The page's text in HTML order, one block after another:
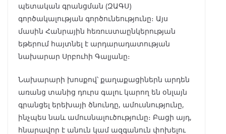
պետական գրանցման (ԶԱԳՍ)
գործակալության գործունեությունը։ Այս
մասին Հանրային հեռուստաընկերության
եթերում հայտնել է արդարադատության
նախարար Սրբուհի Գալյանը։
Նախարարի խոսքով՝ քաղաքացիներն արդեն
առանց տանից դուրս գալու կարող են օնլայն
գրանցել երեխայի ծնունդը, ամուսնությունը,
ինչպես նաև ամուսնալուծությունը։ Բացի այդ,
հնարավոր է անուն կամ ազգանուն փոխելու